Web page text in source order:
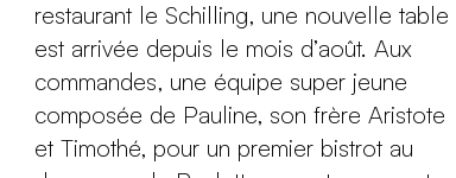
restaurant le Schilling, une nouvelle table
est arrivée depuis le mois d’août. Aux
commandes, une équipe super jeune
composée de Pauline, son frère Aristote
et Timothé, pour un premier bistrot au